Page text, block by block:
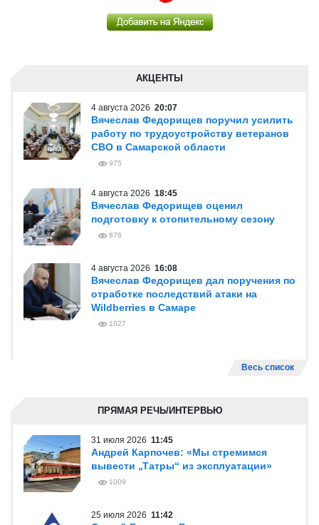
АКЦЕНТЫ
4 августа 2026 20:07
Вячеслав Федорищев поручил усилить
работу по трудоустройству ветеранов
СВО в Самарской области
975
4 августа 2026 18:45
Вячеслав Федорищев оценил
подготовку к отопительному сезону
876
4 августа 2026 16:08
Вячеслав Федорищев дал поручения по
отработке последствий атаки на
Wildberries в Самаре
1027
Весь список
ПРЯМАЯ РЕЧЬ/ИНТЕРВЬЮ
31 июля 2026 11:45
Андрей Карпочев: «Мы стремимся
вывести „Татры“ из эксплуатации»
1009
25 июля 2026 11:42